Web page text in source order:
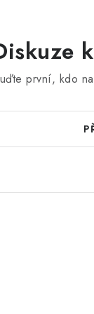
první, kdo